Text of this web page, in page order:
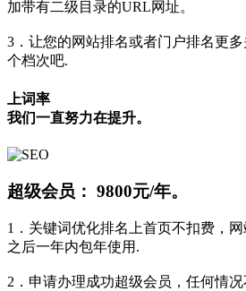
加带有二级目录的URL网址。
3．让您的网站排名或者门户排名更
个档次吧.
上词率
我们一直努力在提升。
超级会员： 9800元/年。
1．关键词优化排名上首页不扣费，
之后一年内包年使用.
2．申请办理成功超级会员，任何情